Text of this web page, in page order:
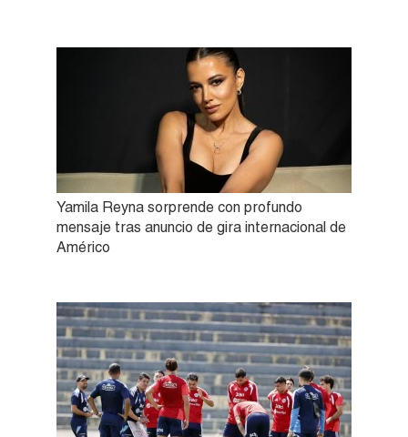
Yamila Reyna sorprende con profundo
mensaje tras anuncio de gira internacional de
Américo